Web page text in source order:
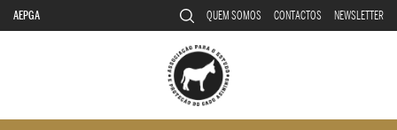
AEPGA QUEM SOMOS CONTACTOS NEWSLETTER